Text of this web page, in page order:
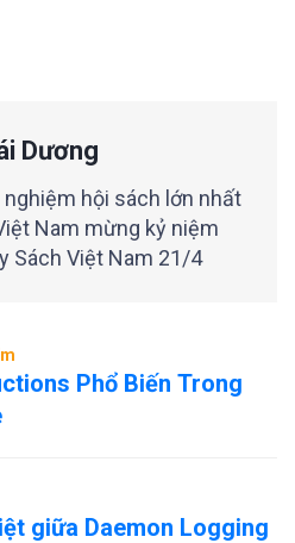
Dương
nghiệm hội sách lớn nhất
Nam mừng kỷ niệm
Sách Việt Nam 21/4
Phổ Biến Trong
giữa Daemon Logging